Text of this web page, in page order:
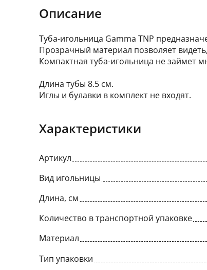
Описание
Туба-игольница Gamma TNP
Прозрачный материал позволяет
Компактная туба-игольница не займет
Длина тубы 8.5 см.
Иглы и булавки в комплект не входят.
Характеристики
Артикул
Вид игольницы
Длина, см
Количество в транспортной упаковке
Материал
Тип упаковки